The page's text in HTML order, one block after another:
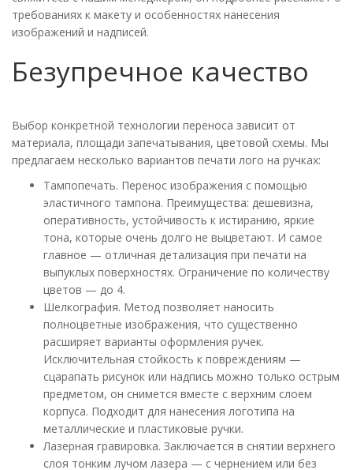
требованиях к макету и особенностях нанесения
изображений и надписей.
Безупречное качество
Выбор конкретной технологии переноса зависит от
материала, площади запечатывания, цветовой схемы. Мы
предлагаем несколько вариантов печати лого на ручках:
Тампопечать. Перенос изображения с помощью
эластичного тампона. Преимущества: дешевизна,
оперативность, устойчивость к истиранию, яркие
тона, которые очень долго не выцветают. И самое
главное — отличная детализация при печати на
выпуклых поверхностях. Ограничение по количеству
цветов — до 4.
Шелкография. Метод позволяет наносить
полноцветные изображения, что существенно
расширяет варианты оформления ручек.
Исключительная стойкость к повреждениям —
сцарапать рисунок или надпись можно только острым
предметом, он снимется вместе с верхним слоем
корпуса. Подходит для нанесения логотипа на
металлические и пластиковые ручки.
Лазерная гравировка. Заключается в снятии верхнего
слоя тонким лучом лазера — с чернением или без